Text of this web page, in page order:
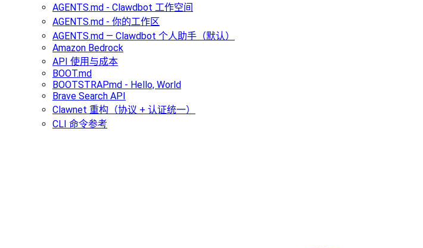
AGENTS.md - Clawdbot 工作空间
AGENTS.md - 你的工作区
AGENTS.md — Clawdbot 个人助手（默认）
Amazon Bedrock
API 使用与成本
BOOT.md
BOOTSTRAP.md - Hello, World
Brave Search API
Clawnet 重构（协议 + 认证统一）
CLI 命令参考